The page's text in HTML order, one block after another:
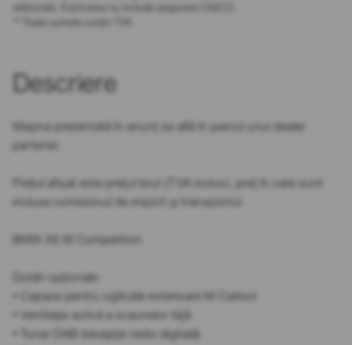
adiționale. Estimarea nu include asigurare CASCO.
** Toate sumele conțin TVA.
Descriere
Mașina prezentată în anunț se află în parcul unui dealer
partener.
Prețul afișat este prețul brut (TVA inclus), preț în care sunt
incluse comisionul de import și transportul.
BMW X6 M Competition
Dotări opționale:
• Capace pentru oglinzile exterioare M Carbon
• Ventilație activă a scaunelor față
• Tuner DAB (recepție radio digitală)